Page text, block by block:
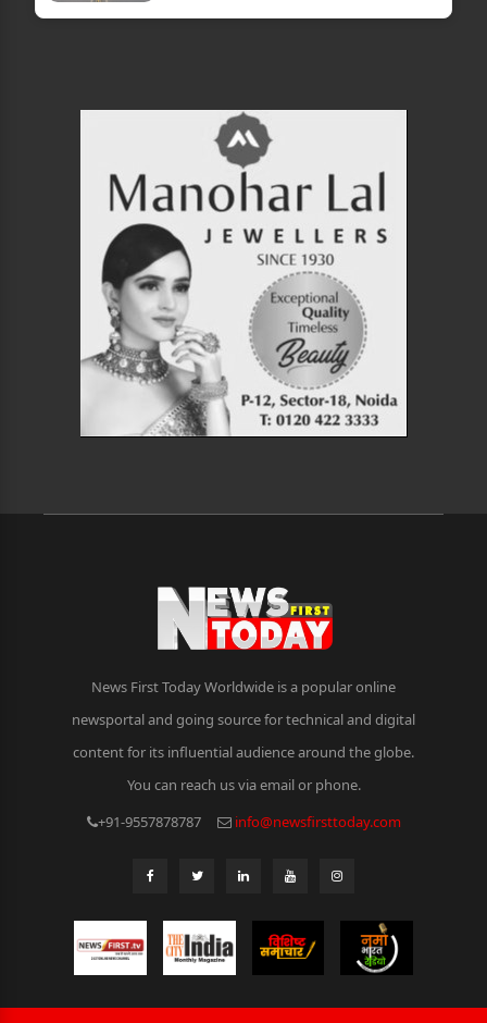
News First Today Worldwide is a popular online
newsportal and going source for technical and digital
content for its influential audience around the globe.
You can reach us via email or phone.
+91-9557878787
info@newsfirsttoday.com